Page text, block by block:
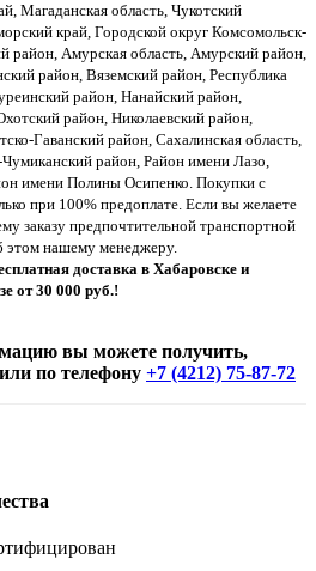
Магаданская область, Чукотский
край, Городской округ Комсомольск-
район, Амурская область, Амурский район,
район, Вяземский район, Республика
район, Нанайский район,
район, Николаевский район,
Гаванский район, Сахалинская область,
район, Район имени Лазо,
имени Полины Осипенко. Покупки с
при 100% предоплате. Если вы желаете
заказу предпочтительной транспортной
этом нашему менеджеру.
доставка в Хабаровске и
от 30 000 руб.!
вы можете получить,
по телефону +7 (4212) 75-87-72